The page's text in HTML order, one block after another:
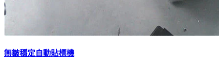
無皺穩定自動貼標機